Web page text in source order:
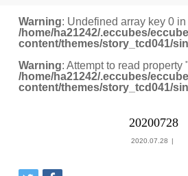
Warning: Undefined array key 0 in
/home/ha21242/.eccubes/
content/themes/story_tcd041/
Warning: Attempt to read property
/home/ha21242/.eccubes/
content/themes/story_tcd041/
20200728
2020.07.28